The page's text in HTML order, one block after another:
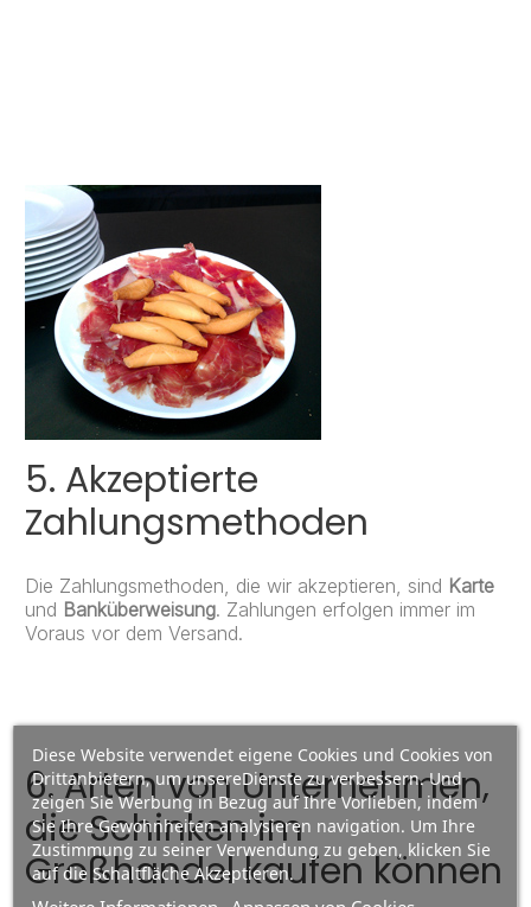
Diese Website verwendet eigene Cookies und Cookies von
Drittanbietern, um unsereDienste zu verbessern. Und
zeigen Sie Werbung in Bezug auf Ihre Vorlieben, indem
Sie Ihre Gewohnheiten analysieren navigation. Um Ihre
Zustimmung zu seiner Verwendung zu geben, klicken Sie
auf die Schaltfläche Akzeptieren.
5. Akzeptierte
Zahlungsmethoden
Die Zahlungsmethoden, die wir akzeptieren, sind Karte
und Banküberweisung. Zahlungen erfolgen immer im
Voraus vor dem Versand.
6. Arten von Unternehmen,
die Schinken im
Großhandel kaufen können